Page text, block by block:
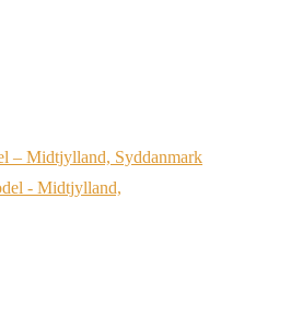
– Midtjylland, Syddanmark